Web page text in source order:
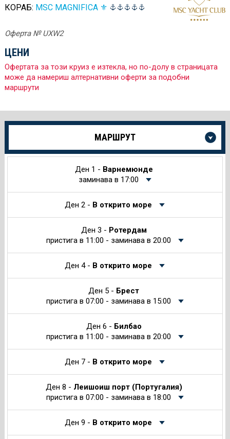
КОРАБ: MSC MAGNIFICA ⚜
Оферта № UXW2
ЦЕНИ
Офертата за този круиз е изтекла, но по-долу в страницата
може да намериш алтернативни оферти за подобни
маршрути
Още
за
МАРШРУТ
Ден 1 - Варнемюнде
заминава в 17:00
Ден 2 - В открито море
Ден 3 - Ротердам
пристига в 11:00 - заминава в 20:00
Ден 4 - В открито море
Ден 5 - Брест
пристига в 07:00 - заминава в 15:00
Ден 6 - Билбао
пристига в 11:00 - заминава в 20:00
Ден 7 - В открито море
Ден 8 - Леишоиш порт (Португалия)
пристига в 07:00 - заминава в 18:00
Ден 9 - В открито море